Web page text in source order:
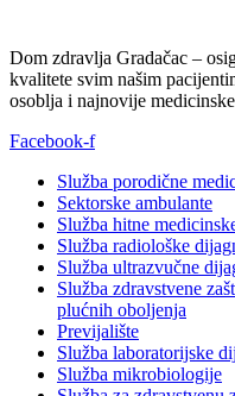
Dom zdravlja Gradačac –
kvalitete svim našim
osoblja i najnovije
Facebook-f
Služba porodične
Sektorske ambulante
Služba hitne
Služba radiološke
Služba ultrazvučne
Služba zdravstvene
plućnih oboljenja
Previjalište
Služba laboratorijske
Služba mikrobiologije